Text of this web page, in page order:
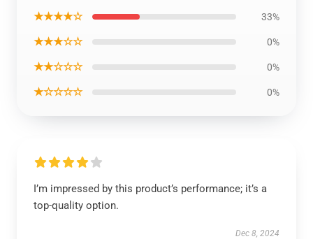
★★★★☆ 33%
★★★☆☆ 0%
★★☆☆☆ 0%
★☆☆☆☆ 0%
I’m impressed by this product’s performance; it’s a
top-quality option.
Dec 8, 2024